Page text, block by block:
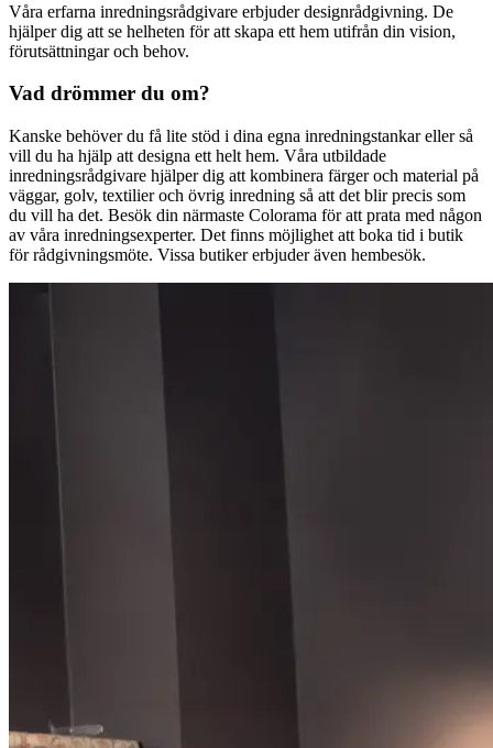
Våra erfarna inredningsrådgivare erbjuder designrådgivning. De
hjälper dig att se helheten för att skapa ett hem utifrån din vision,
förutsättningar och behov.
Vad drömmer du om?
Kanske behöver du få lite stöd i dina egna inredningstankar eller så
vill du ha hjälp att designa ett helt hem. Våra utbildade
inredningsrådgivare hjälper dig att kombinera färger och material på
väggar, golv, textilier och övrig inredning så att det blir precis som
du vill ha det. Besök din närmaste Colorama för att prata med någon
av våra inredningsexperter. Det finns möjlighet att boka tid i butik
för rådgivningsmöte. Vissa butiker erbjuder även hembesök.